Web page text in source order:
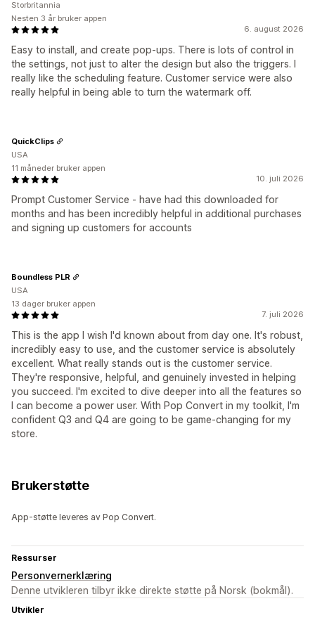
6. august 2026
Easy to install, and create pop-ups. There is lots of control in
the settings, not just to alter the design but also the triggers. I
really like the scheduling feature. Customer service were also
really helpful in being able to turn the watermark off.
Storbritannia
Nesten 3 år bruker appen
10. juli 2026
Prompt Customer Service - have had this downloaded for
months and has been incredibly helpful in additional purchases
and signing up customers for accounts
QuickClips
USA
11 måneder bruker appen
7. juli 2026
This is the app I wish I'd known about from day one. It's robust,
incredibly easy to use, and the customer service is absolutely
excellent. What really stands out is the customer service.
They're responsive, helpful, and genuinely invested in helping
you succeed. I'm excited to dive deeper into all the features so
I can become a power user. With Pop Convert in my toolkit, I'm
confident Q3 and Q4 are going to be game-changing for my
store.
Boundless PLR
USA
13 dager bruker appen
Brukerstøtte
App-støtte leveres av Pop Convert.
Ressurser
Personvernerklæring
Denne utvikleren tilbyr ikke direkte støtte på Norsk (bokmål).
Utvikler